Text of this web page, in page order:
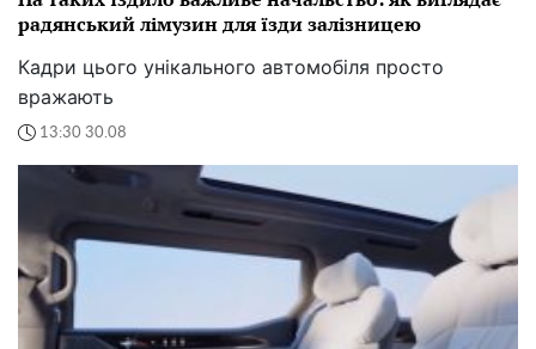
радянський лімузин для їзди залізницею
Кадри цього унікального автомобіля просто
вражають
13:30 30.08